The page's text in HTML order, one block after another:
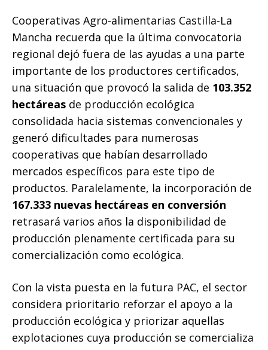
Cooperativas Agro-alimentarias Castilla-La
Mancha recuerda que la última convocatoria
regional dejó fuera de las ayudas a una parte
importante de los productores certificados,
una situación que provocó la salida de 103.352
hectáreas de producción ecológica
consolidada hacia sistemas convencionales y
generó dificultades para numerosas
cooperativas que habían desarrollado
mercados específicos para este tipo de
productos. Paralelamente, la incorporación de
167.333 nuevas hectáreas en conversión
retrasará varios años la disponibilidad de
producción plenamente certificada para su
comercialización como ecológica.
Con la vista puesta en la futura PAC, el sector
considera prioritario reforzar el apoyo a la
producción ecológica y priorizar aquellas
explotaciones cuya producción se comercializa